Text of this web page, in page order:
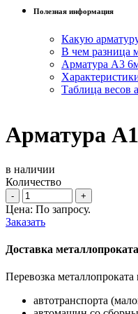
Полезная информация
Какую
В чем разница
Арматура А3
Таблица весов
Арматура
в наличии
Количество
- +
Цена: По запросу.
Заказать
Доставка металлопроката
Перевозка металлопроката
автотранспорта